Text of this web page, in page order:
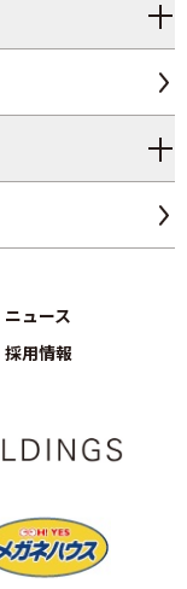
ニュース
採用情報